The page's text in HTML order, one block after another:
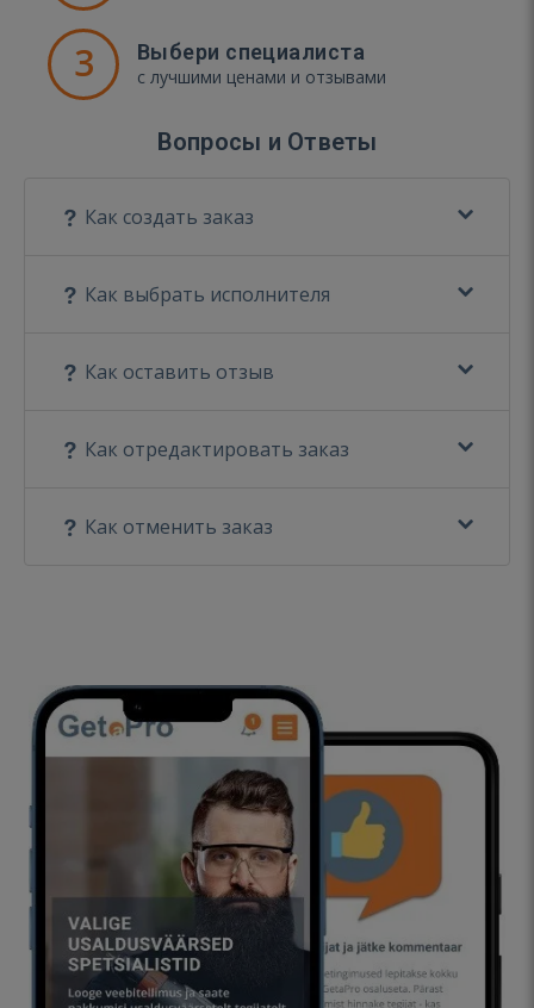
3 Выбери специалиста
с лучшими ценами и отзывами
Вопросы и Ответы
Как создать заказ
Как выбрать исполнителя
Как оставить отзыв
Как отредактировать заказ
Как отменить заказ